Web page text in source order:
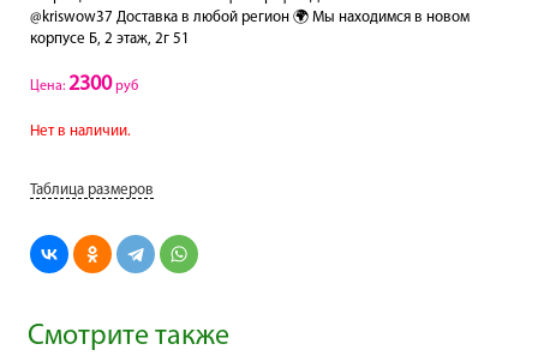
@kriswow37 Доставка в любой регион 🌍 Мы находимся в новом
корпусе Б, 2 этаж, 2г 51
Цена: 2300руб
Нет в наличии.
Таблица размеров
Смотрите также